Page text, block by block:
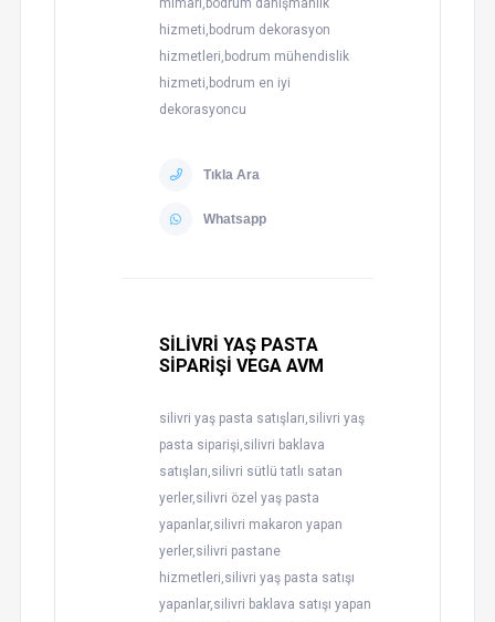
mimarı,bodrum danışmanlık
hizmeti,bodrum dekorasyon
hizmetleri,bodrum mühendislik
hizmeti,bodrum en iyi
dekorasyoncu
Tıkla Ara
Whatsapp
SİLİVRİ YAŞ PASTA
SİPARİŞİ VEGA AVM
silivri yaş pasta satışları,silivri yaş
pasta siparişi,silivri baklava
satışları,silivri sütlü tatlı satan
yerler,silivri özel yaş pasta
yapanlar,silivri makaron yapan
yerler,silivri pastane
hizmetleri,silivri yaş pasta satışı
yapanlar,silivri baklava satışı yapan